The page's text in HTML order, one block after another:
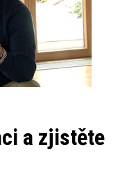
a zjistěte